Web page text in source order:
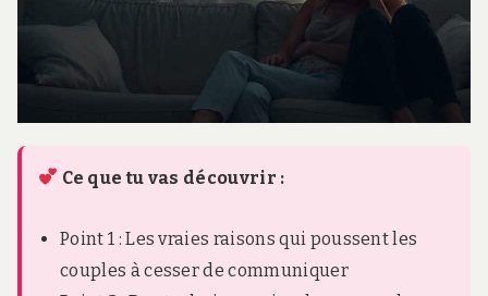
Ce que tu vas découvrir :
Point 1 : Les vraies raisons qui poussent les
couples à cesser de communiquer